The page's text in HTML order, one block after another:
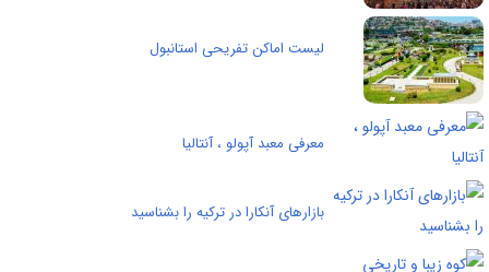
لیست اماکن تفریحی استانبول
معرفی معبد آپولو ، آنتالیا
بازارهای آنکارا در ترکیه را بشناسید